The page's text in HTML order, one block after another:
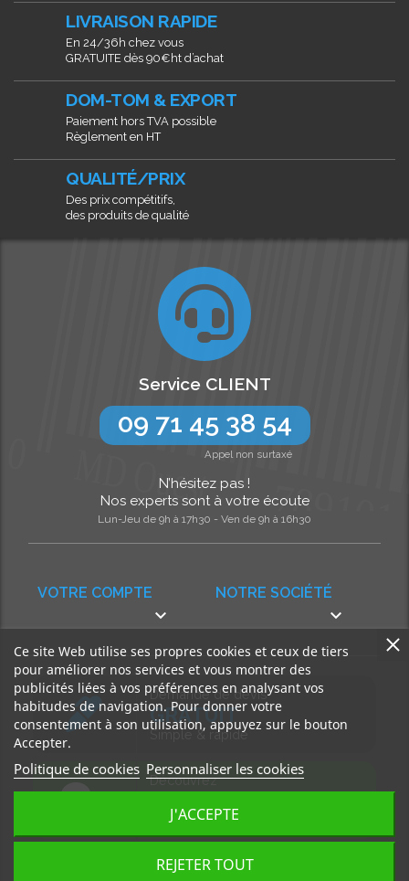
LIVRAISON RAPIDE
En 24/36h chez vous
GRATUITE dès 90€ht d’achat
DOM-TOM & EXPORT
Paiement hors TVA possible
Règlement en HT
QUALITÉ/PRIX
Des prix compétitifs,
des produits de qualité
NOTRE SOCIÉTÉ

VOTRE COMPTE

Service CLIENT
09 71 45 38 54
Appel non surtaxé
N’hésitez pas !
Nos experts sont à votre écoute
Lun-Jeu de 9h à 17h30 - Ven de 9h à 16h30
Demande de devis
GRATUIT
Simple & rapide
Découvrez
Accédez à nos articles
Ce site Web utilise ses propres cookies et ceux de tiers
pour améliorer nos services et vous montrer des
publicités liées à vos préférences en analysant vos
habitudes de navigation. Pour donner votre
consentement à son utilisation, appuyez sur le bouton
Accepter.
Politique de cookies Personnaliser les cookies
REJETER TOUT
J'ACCEPTE
Tous droits réservés, MD Ouest © 2026